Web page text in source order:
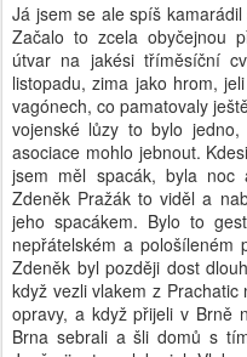
Já jsem se ale spíš
Začalo to zcela obyčejnou
útvar na jakési tříměsíční
listopadu, zima jako hrom,
vagónech, co pamatovaly
vojenské lůzy to bylo
asociace mohlo jebnout.
jsem měl spacák, byla
Zdeněk Pražák to viděl a
jeho spacákem. Bylo to
nepřátelském a pološíleném
Zdeněk byl později dost
když vezli vlakem z
opravy, a když přijeli v Brně
Brna sebrali a šli domů s